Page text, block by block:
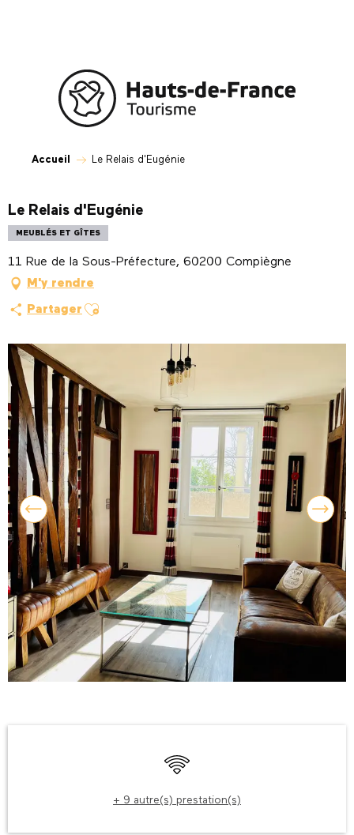
Accueil Le Relais d'Eugénie
Le Relais d'Eugénie
MEUBLÉS ET GÎTES
11 Rue de la Sous-Préfecture, 60200 Compiègne
M'y rendre
Partager Ajouter aux favoris
WiFi
+ 9 autre(s) prestation(s)